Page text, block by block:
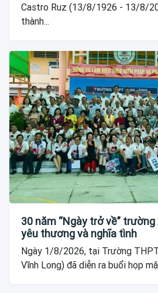
Castro Ruz (13/8/1926 - 13/8/
thành...
30 năm “Ngày trở về”
yêu thương và nghĩa tình
Ngày 1/8/2026, tại Trường
Vĩnh Long) đã diễn ra buổi họp